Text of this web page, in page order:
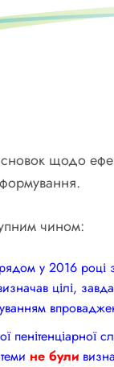
щодо
чином:
у 2016 році
цілі,
пенітенціарної
не були